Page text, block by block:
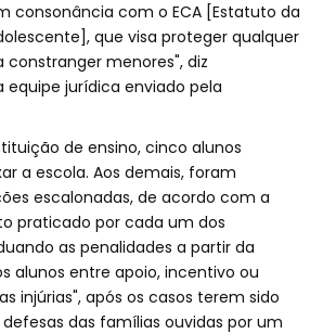
consonância com o ECA [Estatuto da
que visa proteger qualquer
constranger menores", diz
jurídica enviado pela
de ensino, cinco alunos
a escola. Aos demais, foram
escalonadas, de acordo com a
praticado por cada um dos
as penalidades a partir da
alunos entre apoio, incentivo ou
injúrias", após os casos terem sido
das famílias ouvidas por um